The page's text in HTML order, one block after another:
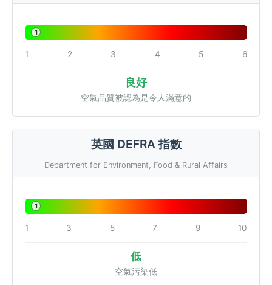
1
1 2 3 4 5 6
良好
空氣品質被認為是令人滿意的
英國 DEFRA 指數
Department for Environment, Food & Rural Affairs
1
1 3 5 7 9 10
低
空氣污染低